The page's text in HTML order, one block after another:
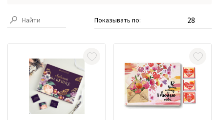
Показывать по: